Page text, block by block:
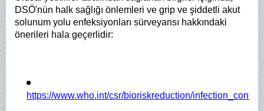
DSÖ'nün halk sağlığı önlemleri ve grip ve şiddetli akut
solunum yolu enfeksiyonları sürveyansı hakkındaki
önerileri hala geçerlidir:
https://www.who.int/csr/bioriskreduction/